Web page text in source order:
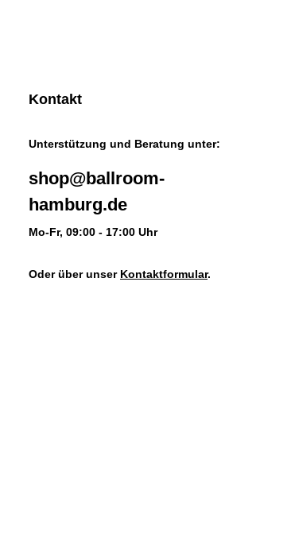
Kontakt
Unterstützung und Beratung unter:
shop@ballroom-
hamburg.de
Mo-Fr, 09:00 - 17:00 Uhr
Oder über unser Kontaktformular.